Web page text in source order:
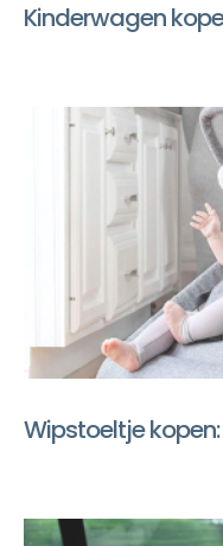
Kinderwagen
Wipstoeltje